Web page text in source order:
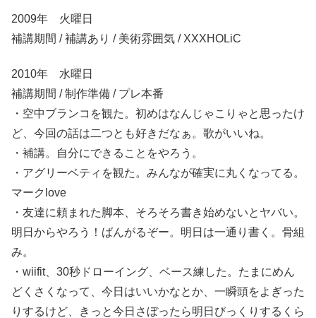
2009年 火曜日
補講期間 / 補講あり / 美術雰囲気 / XXXHOLiC
2010年 水曜日
補講期間 / 制作準備 / プレ本番
・空中ブランコを観た。初めはなんじゃこりゃと思ったけ
ど、今回の話は二つとも好きだなぁ。歌がいいね。
・補講。自分にできることをやろう。
・アグリーベティを観た。みんなが確実に丸くなってる。
マークlove
・友達に頼まれた脚本、そろそろ書き始めないとヤバい。
明日からやろう！ばんがるぞー。明日は一通り書く。骨組
み。
・wiifit、30秒ドローイング、ベース練した。たまにめん
どくさくなって、今日はいいかなとか、一瞬頭をよぎった
りするけど、きっと今日さぼったら明日びっくりするくら